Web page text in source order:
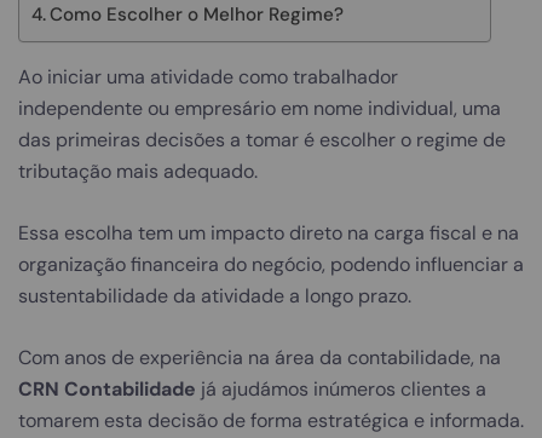
Como Escolher o Melhor Regime?
Ao iniciar uma atividade como trabalhador
independente ou empresário em nome individual, uma
das primeiras decisões a tomar é escolher o regime de
tributação mais adequado.
Essa escolha tem um impacto direto na carga fiscal e na
organização financeira do negócio, podendo influenciar a
sustentabilidade da atividade a longo prazo.
Com anos de experiência na área da contabilidade, na
CRN Contabilidade já ajudámos inúmeros clientes a
tomarem esta decisão de forma estratégica e informada.